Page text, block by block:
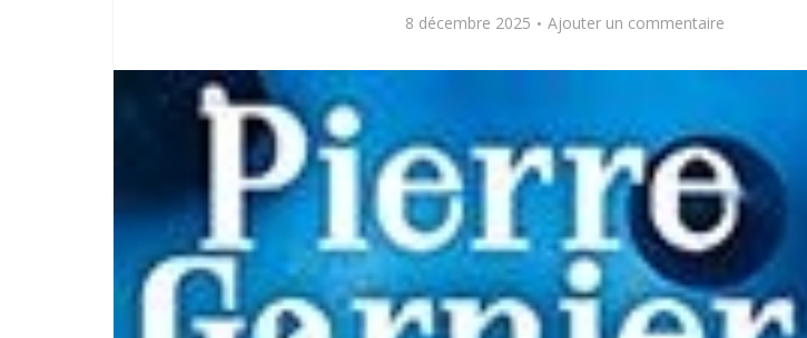
8 décembre 2025 Ajouter un commentaire